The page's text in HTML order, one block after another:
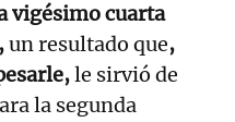
vigésimo cuarta
un resultado que,
le sirvió de
la segunda